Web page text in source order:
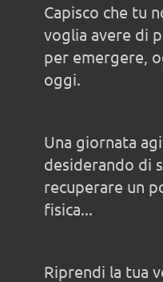
Capisco che tu
voglia avere di
per emergere,
oggi.
Una giornata
desiderando di
recuperare un
fisica...
Riprendi la tua